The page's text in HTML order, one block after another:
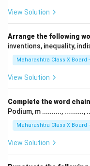
View Solution
Arrange the following
inventions, inequality,
Maharashtra Class X Board
View Solution
Complete the word
Podium, m .........., ..........,
Maharashtra Class X Board
View Solution